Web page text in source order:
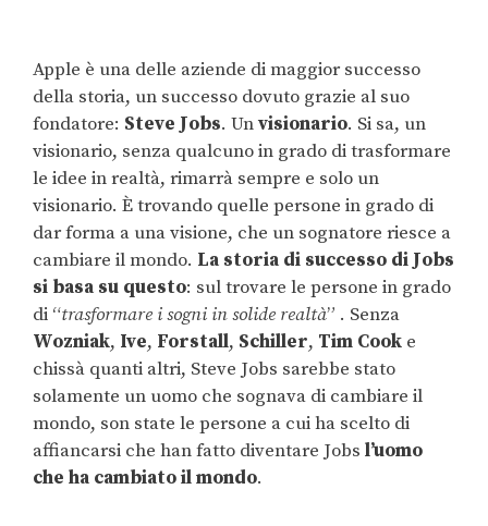
Apple è una delle aziende di maggior successo
della storia, un successo dovuto grazie al suo
fondatore: Steve Jobs. Unvisionario. Si sa, un
visionario, senza qualcuno in grado di trasformare
le idee in realtà, rimarrà sempre e solo un
visionario. È trovando quelle persone in grado di
dar forma a una visione, che un sognatore riesce a
cambiare il mondo. La storia di successo di Jobs
si basa su questo: sul trovare le persone in grado
di “trasformare i sogni in solide realtà” . Senza
Wozniak, Ive, Forstall, Schiller, Tim Cook e
chissà quanti altri, Steve Jobs sarebbe stato
solamente un uomo che sognava di cambiare il
mondo, son state le persone a cui ha scelto di
affiancarsi che han fatto diventare Jobs l’uomo
che ha cambiato il mondo.